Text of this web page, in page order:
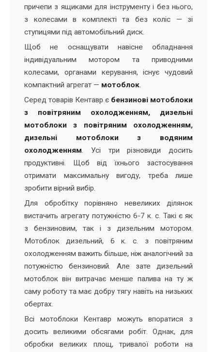
причепи з ящиками для інструменту і без нього,
з колесами в комплекті та без коліс — зі
ступицями під автомобільний диск.
Щоб не оснащувати навісне обладнання
індивідуальним мотором та приводними
колесами, органами керування, існує чудовий
компактний агрегат — мотоблок.
Серед товарів Кентавр є бензинові мотоблоки
з повітряним охолодженням,
дизельні
мотоблоки з повітряним охолодженням,
дизельні мотоблоки з водяним
охолодженням. Усі три різновиди досить
продуктивні. Щоб від їхнього застосування
отримати максимальну вигоду, треба лише
зробити вірний вибір.
Для обробітку порівняно невеликих ділянок
вистачить агрегату потужністю 6-7 к. с. Такі є як
з бензиновим, так і з дизельним мотором.
Мотоблок дизельний, 6 к. с. з повітряним
охолодженням важить більше, ніж аналогічний за
потужністю бензиновий. Але зате дизельний
мотоблок він витрачає менше палива на ту ж
саму роботу та має добру тягу навіть на низьких
обертах.
Всі мотоблоки Кентавр можуть впоратися з
досить великими обсягами робіт. Однак, для
обробки великих площ, тривалої роботи на